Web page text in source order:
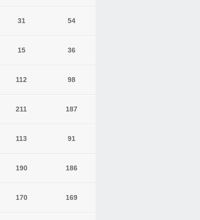
31 54
15 36
112 98
211 187
113 91
190 186
170 169